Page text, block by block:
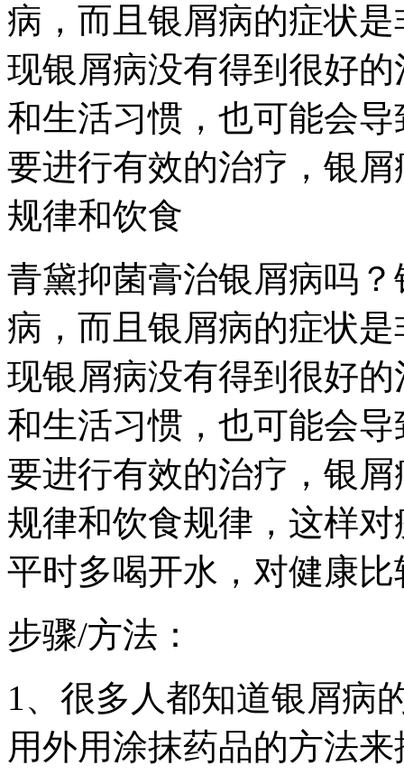
病，而且银屑病的症状
现银屑病没有得到很好
和生活习惯，也可能会
要进行有效的治疗，银
规律和饮食
青黛抑菌膏治银屑病吗
病，而且银屑病的症状
现银屑病没有得到很好
和生活习惯，也可能会
要进行有效的治疗，银
规律和饮食规律，这样
平时多喝开水，对健康比
步骤/方法：
1、很多人都知道银屑病
用外用涂抹药品的方法